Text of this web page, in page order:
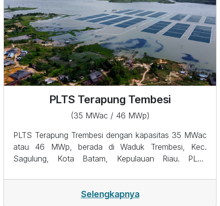
PLTS Terapung Tembesi
(35 MWac / 46 MWp)
PLTS Terapung Trembesi dengan kapasitas 35 MWac
atau 46 MWp, berada di Waduk Trembesi, Kec.
Sagulung, Kota Batam, Kepulauan Riau. PLTS
TBS Energi Utama Tbk. Saat ini PLTS Terapung
Trembesi dalam tahap persiapan pra-konstruksi yang
Selengkapnya